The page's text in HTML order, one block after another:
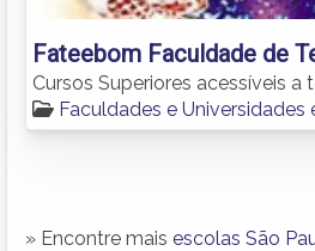
Fateebom Faculdade de
Cursos Superiores acessíveis a
Faculdades e Universidades
» Encontre mais escolas São